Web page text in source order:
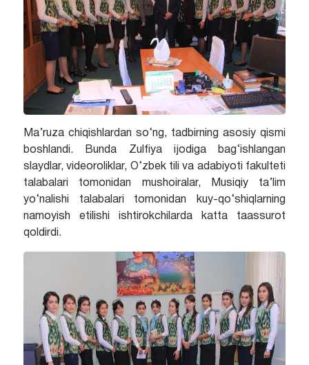
Ma’ruza chiqishlardan so‘ng, tadbirning asosiy qismi
boshlandi. Bunda Zulfiya ijodiga bag‘ishlangan
slaydlar, videoroliklar, O‘zbek tili va adabiyoti fakulteti
talabalari tomonidan mushoiralar, Musiqiy ta’lim
yo‘nalishi talabalari tomonidan kuy-qo‘shiqlarning
namoyish etilishi ishtirokchilarda katta taassurot
qoldirdi.